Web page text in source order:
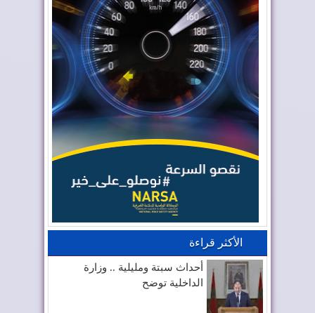
الأكثر قراءة
أحداث سبتة ومليلية .. وزارة
الداخلية توضح